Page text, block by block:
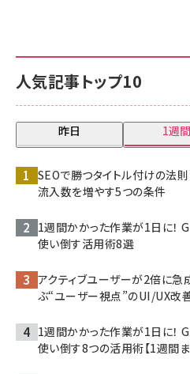
人気記事トップ10
昨日 1週間
SEOで勝つタイトル付けの法
流入数を増やす5つの条件
1週間かかった作業が1日に
使い倒す活用術8選
アクティブユーザーが2倍に急
ぶ“ユーザー視点”のUI/UX改
1週間かかった作業が1日に
使い倒す8つの活用術【1週間ま